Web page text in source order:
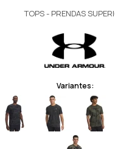
TOPS - PRENDAS
Variantes: